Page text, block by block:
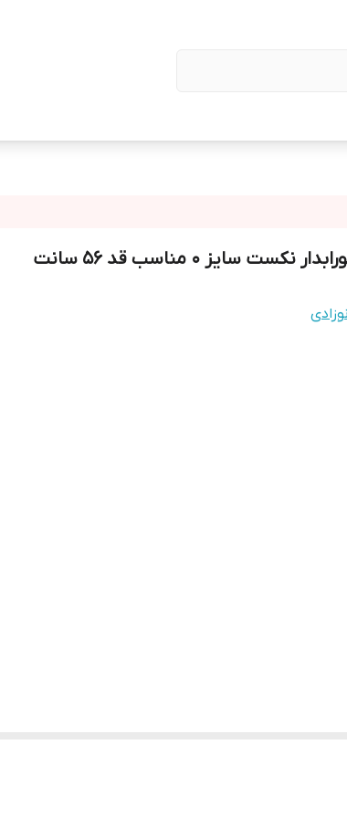
سایز 0 مناسب قد ۵۶ سانت